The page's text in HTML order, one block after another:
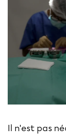
Il n'est pas